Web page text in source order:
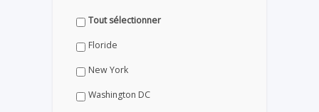
Tout sélectionner
Floride
New York
Washington DC